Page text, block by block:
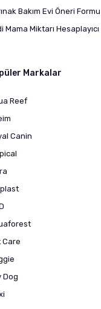
Bakım Evi Öneri Formu
Mama Miktarı Hesaplayıcı
Markalar
Reef
Canin
Care
Dog